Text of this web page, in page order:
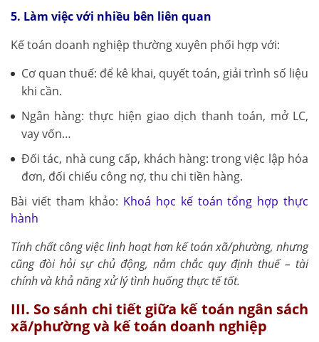
5. Làm việc với nhiều bên liên quan
Kế toán doanh nghiệp thường xuyên phối hợp với:
Cơ quan thuế: để kê khai, quyết toán, giải trình số liệu
khi cần.
Ngân hàng: thực hiện giao dịch thanh toán, mở LC,
vay vốn…
Đối tác, nhà cung cấp, khách hàng: trong việc lập hóa
đơn, đối chiếu công nợ, thu chi tiền hàng.
Bài viết tham khảo: Khoá học kế toán tổng hợp thực
hành
Tính chất công việc linh hoạt hơn kế toán xã/phường, nhưng
cũng đòi hỏi sự chủ động, nắm chắc quy định thuế – tài
chính và khả năng xử lý tình huống thực tế tốt.
III. So sánh chi tiết giữa kế toán ngân sách
xã/phường và kế toán doanh nghiệp